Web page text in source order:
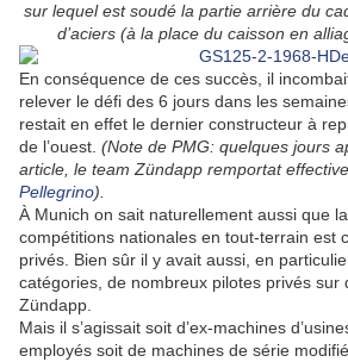
sur lequel est soudé la partie arrière du
d’aciers (à la place du caisson en
En conséquence de ces succès, il
relever le défi des 6 jours dans les
restait en effet le dernier constructeur à
de l’ouest. (Note de PMG: quelques jours
article, le team Zündapp remportat
Pellegrino).
À Munich on sait naturellement aussi que
compétitions nationales en tout-terrain est
privés. Bien sûr il y avait aussi, en
catégories, de nombreux pilotes privés sur
Zündapp.
Mais il s’agissait soit d’ex-machines
employés soit de machines de série